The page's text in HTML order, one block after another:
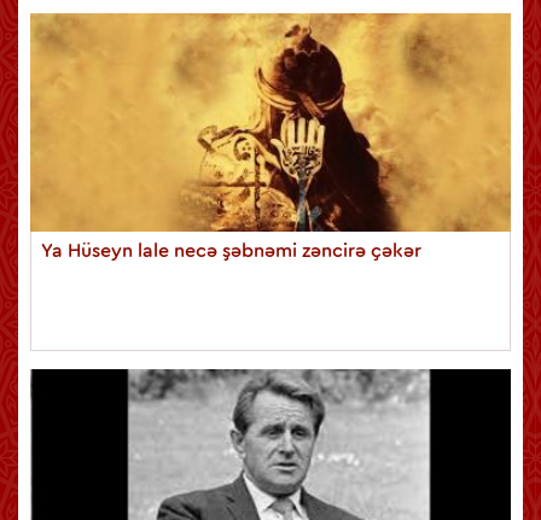
Ya Hüseyn lale necə şəbnəmi zəncirə çəkər